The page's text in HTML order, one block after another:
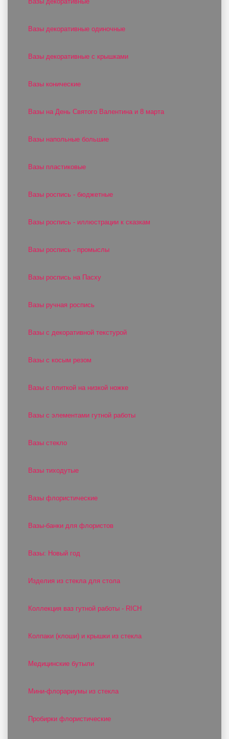
Вазы декоративные одиночные
Вазы декоративные с крышками
Вазы конические
Вазы на День Святого Валентина и 8 марта
Вазы напольные большие
Вазы пластиковые
Вазы роспись - бюджетные
Вазы роспись - иллюстрации к сказкам
Вазы роспись - промыслы
Вазы роспись на Пасху
Вазы ручная роспись
Вазы с декоративной текстурой
Вазы с косым резом
Вазы с плиткой на низкой ножке
Вазы с элементами гутной работы
Вазы стекло
Вазы тиходутые
Вазы флористические
Вазы-банки для флористов
Вазы: Новый год
Изделия из стекла для стола
Коллекция ваз гутной работы - RICH
Колпаки (клоши) и крышки из стекла
Медицинские бутыли
Мини-флорариумы из стекла
Пробирки флористические